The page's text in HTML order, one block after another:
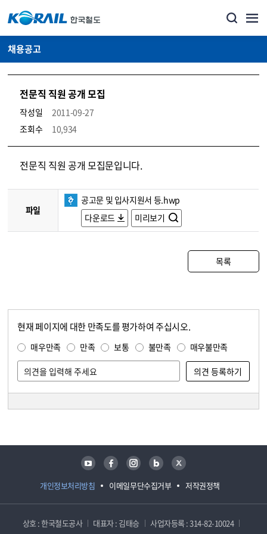
채용공고
전문직 직원 공개 모집
작성일
2011-09-27
조회수
10,934
코레일소개_경영공시_채용공고 상세보기 – 내용, 파일, 담당자 연락처로 구성
전문직 직원 공개 모집문입니다.
파일
공고문 및 입사지원서 등.hwp
다운로드
미리보기
목록
현재 페이지에 대한 만족도를 평가하여 주십시오.
매우만족 만족 보통 불만족 매우불만족
개인정보처리방침 이메일무단수집거부 저작권정책
유튜브 페이스북 인스타그램 블로그 트위터
상호 : 한국철도공사 대표자 : 김태승
사업자등록 : 314-82-10024